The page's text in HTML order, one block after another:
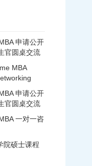
申请公开
官圆桌交流
MBA
申请公开
官圆桌交流
一对一咨
院硕士课程